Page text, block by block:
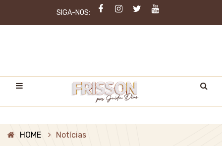
SIGA-NOS:
HOME Notícias